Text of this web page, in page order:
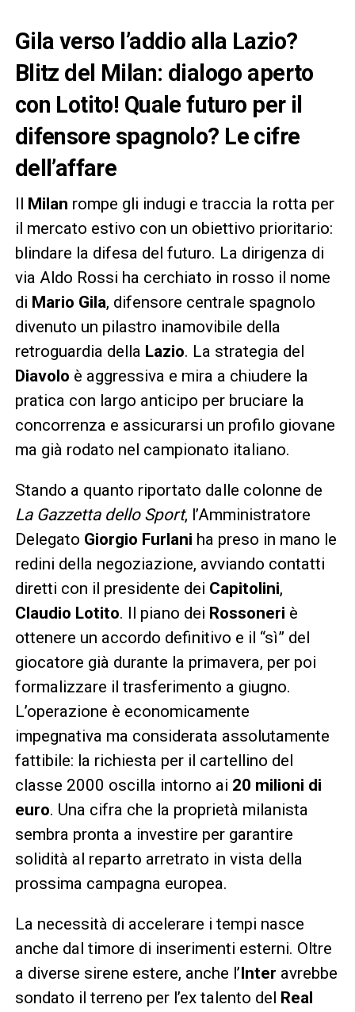
Gila verso l’addio alla Lazio?
Blitz del Milan: dialogo aperto
con Lotito! Quale futuro per il
difensore spagnolo? Le cifre
dell’affare
Il Milan rompe gli indugi e traccia la rotta per
il mercato estivo con un obiettivo prioritario:
blindare la difesa del futuro. La dirigenza di
via Aldo Rossi ha cerchiato in rosso il nome
di Mario Gila, difensore centrale spagnolo
divenuto un pilastro inamovibile della
retroguardia della Lazio. La strategia del
Diavolo è aggressiva e mira a chiudere la
pratica con largo anticipo per bruciare la
concorrenza e assicurarsi un profilo giovane
ma già rodato nel campionato italiano.
Stando a quanto riportato dalle colonne de
La Gazzetta dello Sport, l’Amministratore
Delegato Giorgio Furlani ha preso in mano le
redini della negoziazione, avviando contatti
diretti con il presidente dei Capitolini,
Claudio Lotito. Il piano dei Rossoneri è
ottenere un accordo definitivo e il “sì” del
giocatore già durante la primavera, per poi
formalizzare il trasferimento a giugno.
L’operazione è economicamente
impegnativa ma considerata assolutamente
fattibile: la richiesta per il cartellino del
classe 2000 oscilla intorno ai 20 milioni di
euro. Una cifra che la proprietà milanista
sembra pronta a investire per garantire
solidità al reparto arretrato in vista della
prossima campagna europea.
La necessità di accelerare i tempi nasce
anche dal timore di inserimenti esterni. Oltre
a diverse sirene estere, anche l’Inter avrebbe
sondato il terreno per l’ex talento del Real